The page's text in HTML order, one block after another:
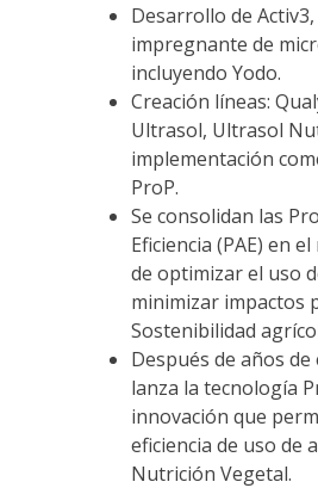
Desarrollo de
impregnante de
incluyendo Yodo.
Creación líneas:
Ultrasol, Ultrasol
implementación
ProP.
Se consolidan las
Eficiencia (PAE) en
de optimizar el uso
minimizar impactos
Sostenibilidad
Después de años de
lanza la tecnología
innovación que
eficiencia de uso de
Nutrición Vegetal.